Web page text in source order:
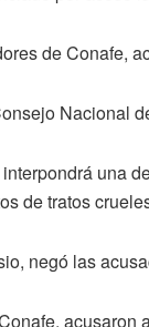
de Conafe,
Nacional
una
de tratos
negó las